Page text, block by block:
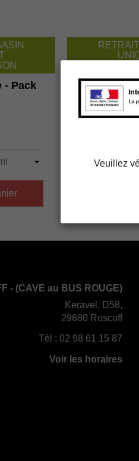
- Pack
Fûts bière
bière -
- (CAVE au BUS ROUGE)
Keravel, D58,
29680 Roscoff
Tél : 02 98 61 15 87
Voir les horaires
Veuillez